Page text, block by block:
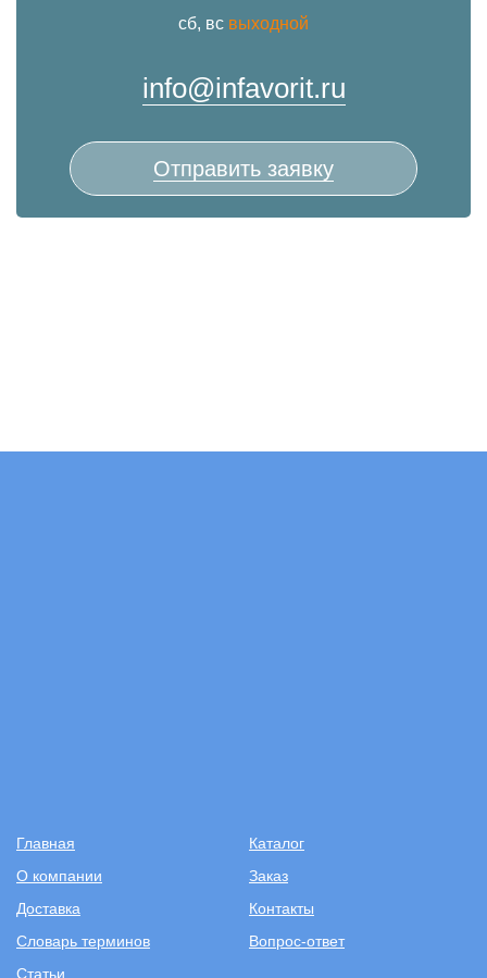
сб, вс выходной
info@infavorit.ru
Отправить заявку
Главная
Каталог
О компании
Заказ
Доставка
Контакты
Словарь терминов
Вопрос-ответ
Статьи